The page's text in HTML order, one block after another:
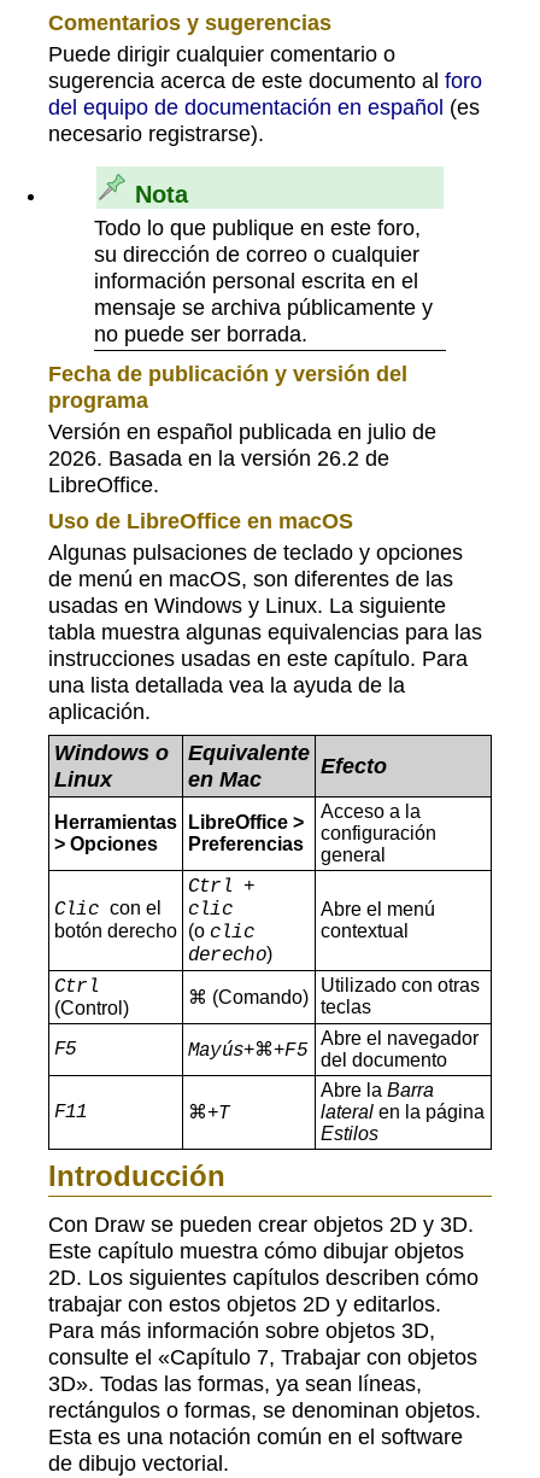
Comentarios y sugerencias
Puede dirigir cualquier comentario o
sugerencia acerca de este documento al foro
del equipo de documentación en español (es
necesario registrarse).
Nota
Todo lo que publique en este foro,
su dirección de correo o cualquier
información personal escrita en el
mensaje se archiva públicamente y
no puede ser borrada.
Fecha de publicación y versión del
programa
Versión en español publicada en julio de
2026. Basada en la versión 26.2 de
LibreOffice.
Uso de LibreOffice en macOS
Algunas pulsaciones de teclado y opciones
de menú en macOS, son diferentes de las
usadas en Windows y Linux. La siguiente
tabla muestra algunas equivalencias para las
instrucciones usadas en este capítulo. Para
una lista detallada vea la ayuda de la
aplicación.
Windows o
Linux
Equivalente
en Mac
Efecto
Herramientas
> Opciones
LibreOffice >
Preferencias
Acceso a la
configuración
general
Cliccon el
botón derecho
Ctrl +
clic
(o clic
derecho)
Abre el menú
contextual
Ctrl
(Control)
⌘ (Comando)
Utilizado con otras
teclas
F5 Mayús+⌘+F5
Abre el navegador
del documento
F11 ⌘+T
Abre la Barra
lateralen la página
Estilos
Introducción
Con Draw se pueden crear objetos 2D y 3D.
Este capítulo muestra cómo dibujar objetos
2D. Los siguientes capítulos describen cómo
trabajar con estos objetos 2D y editarlos.
Para más información sobre objetos 3D,
consulte el «Capítulo 7, Trabajar con objetos
3D». Todas las formas, ya sean líneas,
rectángulos o formas, se denominan objetos.
Esta es una notación común en el software
de dibujo vectorial.